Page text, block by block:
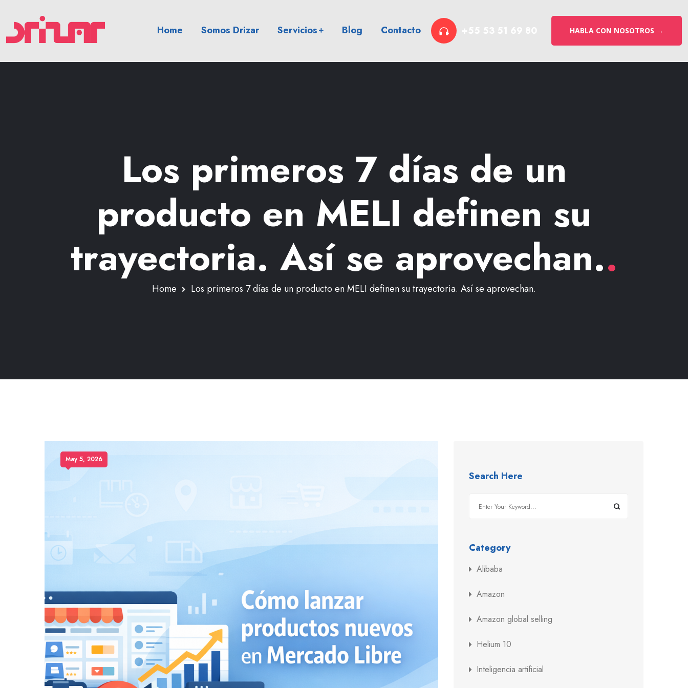
Home Somos Drizar Servicios Blog Contacto HABLA CON NOSOTROS →
Los primeros 7 días de un
producto en MELI definen su
trayectoria. Así se aprovechan..
Home Los primeros 7 días de un producto en MELI definen su trayectoria. Así se aprovechan.
May 5, 2026
Search Here
Category
Alibaba
Amazon
Amazon global selling
Helium 10
Inteligencia artificial